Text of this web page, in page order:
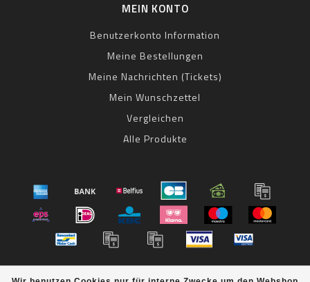
MEIN KONTO
Benutzerkonto Information
Meine Bestellungen
Meine Nachrichten (Tickets)
Mein Wunschzettel
Vergleichen
Alle Produkte
© Copyright 2026 bestbike RADSPORT Andreas Kommer -